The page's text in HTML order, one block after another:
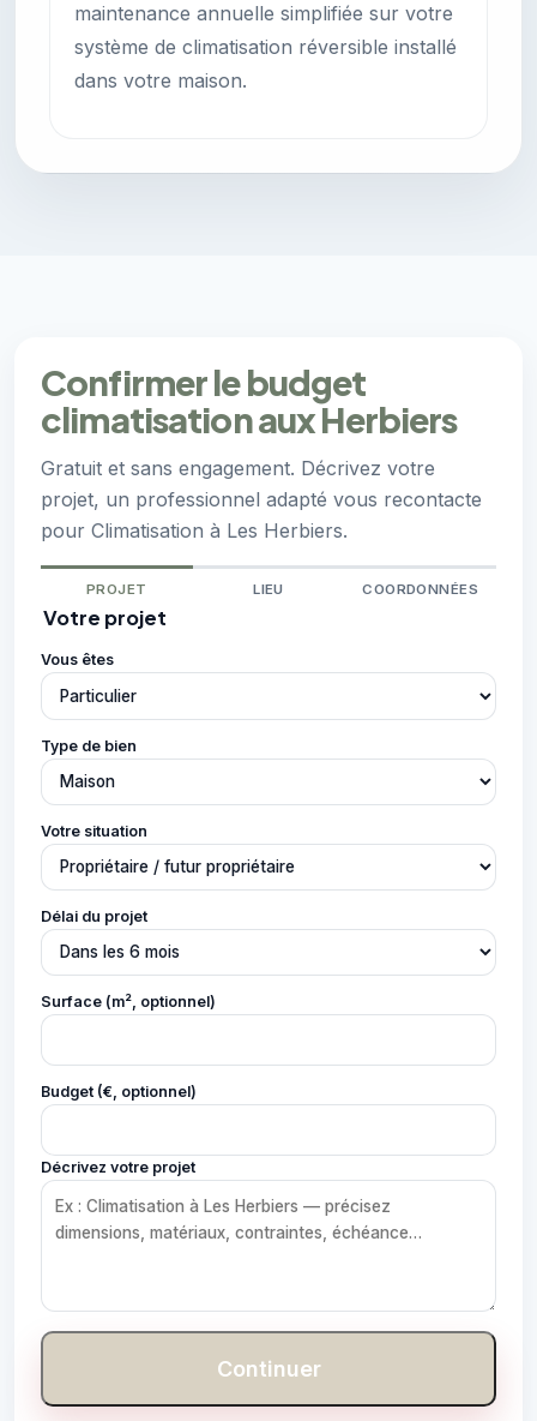
maintenance annuelle simplifiée sur votre
système de climatisation réversible installé
dans votre maison.
Confirmer le budget
climatisation aux Herbiers
Gratuit et sans engagement. Décrivez votre
projet, un professionnel adapté vous recontacte
pour Climatisation à Les Herbiers.
PROJET LIEU COORDONNÉES
Votre projet
Vous êtes
Type de bien
Votre situation
Délai du projet
Surface (m², optionnel)
Budget (€, optionnel)
Décrivez votre projet
Continuer